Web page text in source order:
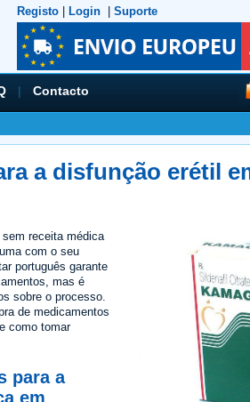
Registo Login Suporte
| Contacto
a disfunção erétil
receita médica
com o seu
português garante
mas é
sobre o processo.
de medicamentos
como tomar
para a
em